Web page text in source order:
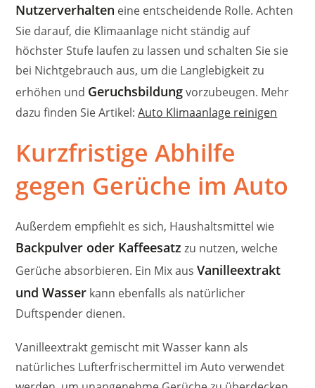
Nutzerverhalten eine entscheidende Rolle. Achten
Sie darauf, die Klimaanlage nicht ständig auf
höchster Stufe laufen zu lassen und schalten Sie sie
bei Nichtgebrauch aus, um die Langlebigkeit zu
erhöhen und Geruchsbildungvorzubeugen. Mehr
dazu finden Sie Artikel:Auto Klimaanlage reinigen
Kurzfristige Abhilfe
gegen Gerüche im Auto
Außerdem empfiehlt es sich, Haushaltsmittel wie
Backpulver oder Kaffeesatz zu nutzen, welche
Gerüche absorbieren. Ein Mix ausVanilleextrakt
und Wasser kann ebenfalls als natürlicher
Duftspender dienen.
Vanilleextrakt gemischt mit Wasser kann als
natürliches Lufterfrischermittel im Auto verwendet